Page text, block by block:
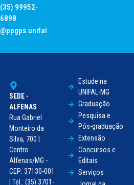
(35) 99952-
6898
@ppgps.unifal
SEDE -
ALFENAS
Rua Gabriel
Monteiro da
Silva, 700 |
Centro
Alfenas/MG -
CEP: 37130-001
| Tel.: (35) 3701-
Estude na
UNIFAL-MG
Graduação
Pesquisa e
Pós-graduação
Extensão
Concursos e
Editais
Serviços